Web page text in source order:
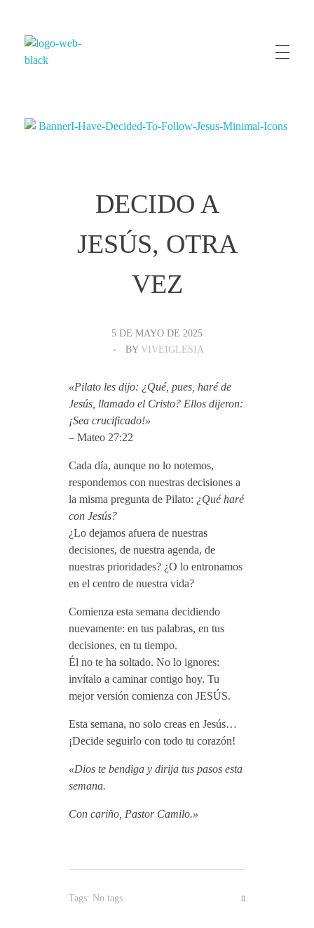
DECIDO A
JESÚS, OTRA
VEZ
5 DE MAYO DE 2025
BY VIVEIGLESIA
«Pilato les dijo: ¿Qué, pues, haré de
Jesús, llamado el Cristo? Ellos dijeron:
¡Sea crucificado!»
– Mateo 27:22
Cada día, aunque no lo notemos,
respondemos con nuestras decisiones a
la misma pregunta de Pilato: ¿Qué haré
con Jesús?
¿Lo dejamos afuera de nuestras
decisiones, de nuestra agenda, de
nuestras prioridades? ¿O lo entronamos
en el centro de nuestra vida?
Comienza esta semana decidiendo
nuevamente: en tus palabras, en tus
decisiones, en tu tiempo.
Él no te ha soltado. No lo ignores:
invítalo a caminar contigo hoy. Tu
mejor versión comienza con JESÚS.
Esta semana, no solo creas en Jesús…
¡Decide seguirlo con todo tu corazón!
«Dios te bendiga y dirija tus pasos esta
semana.
Con cariño, Pastor Camilo.»
Tags: No tags